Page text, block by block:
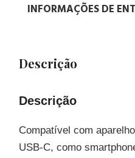
INFORMAÇÕES DE
Descrição
Descrição
Compatível com
USB-C, como